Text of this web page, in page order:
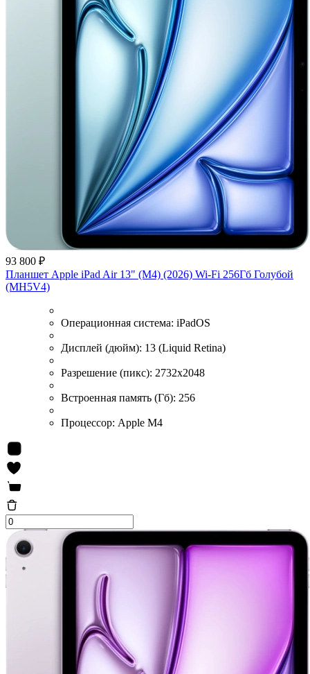
93 800 ₽
Планшет Apple iPad Air 13" (M4) (2026) Wi-Fi 256Гб Голубой
(MH5V4)
Операционная система: iPadOS
Дисплей (дюйм): 13 (Liquid Retina)
Разрешение (пикс): 2732x2048
Встроенная память (Гб): 256
Процессор: Apple M4